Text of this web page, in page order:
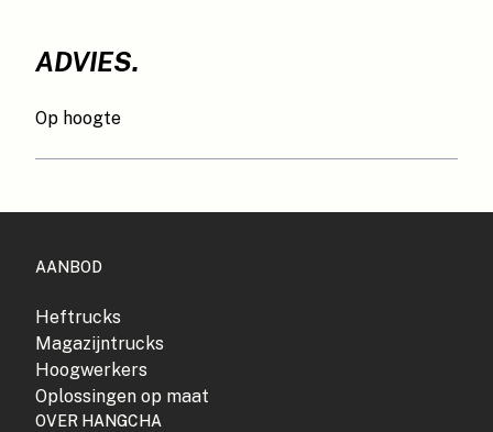
ADVIES.
Op hoogte
AANBOD
Heftrucks
Magazijntrucks
Hoogwerkers
Oplossingen op maat
OVER HANGCHA